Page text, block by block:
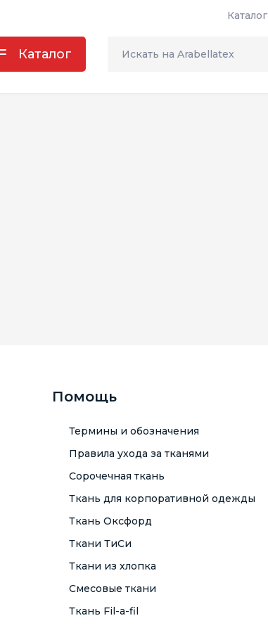
Каталог
Каталог
Помощь
Термины и обозначения
Правила ухода за тканями
Сорочечная ткань
Ткань для корпоративной одежды
Ткань Оксфорд
Ткани ТиСи
Ткани из хлопка
Смесовые ткани
Ткань Fil-a-fil